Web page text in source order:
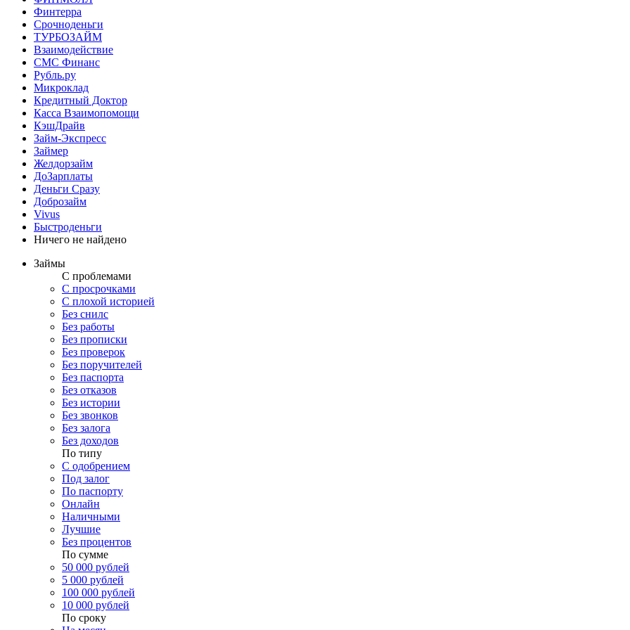
Финтерра
Срочноденьги
ТУРБОЗАЙМ
Взаимодействие
СМС Финанс
Рубль.ру
Микроклад
Кредитный Доктор
Касса Взаимопомощи
КэшДрайв
Займ-Экспресс
Займер
Желдорзайм
ДоЗарплаты
Деньги Сразу
Доброзайм
Vivus
Быстроденьги
Ничего не найдено
Займы
С проблемами
С просрочками
С плохой историей
Без снилс
Без работы
Без прописки
Без проверок
Без поручителей
Без паспорта
Без отказов
Без истории
Без звонков
Без залога
Без доходов
По типу
С одобрением
Под залог
По паспорту
Онлайн
Наличными
Лучшие
Без процентов
По сумме
50 000 рублей
5 000 рублей
100 000 рублей
10 000 рублей
По сроку